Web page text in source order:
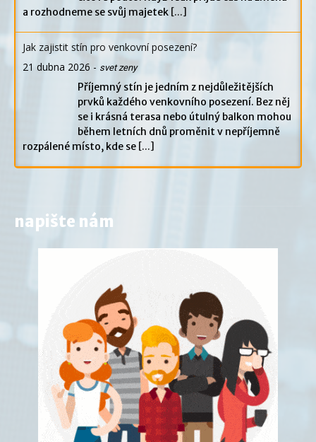
a rozhodneme se svůj majetek [...]
Jak zajistit stín pro venkovní posezení?
21 dubna 2026 - svet zeny
Příjemný stín je jedním z nejdůležitějších
prvků každého venkovního posezení. Bez něj
se i krásná terasa nebo útulný balkon mohou
během letních dnů proměnit v nepříjemně
rozpálené místo, kde se [...]
napište nám